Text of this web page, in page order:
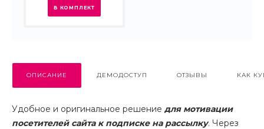
В КОМПЛЕКТ
ОПИСАНИЕ ДЕМОДОСТУП ОТЗЫВЫ КАК
Удобное и оригинальное решение для мотивации
посетителей сайта к подписке на рассылку. Через